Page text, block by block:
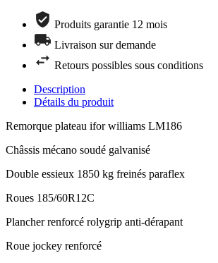
Produits garantie 12 mois
Livraison sur demande
Retours possibles sous conditions
Description
Détails du produit
Remorque plateau ifor williams LM186
Châssis mécano soudé galvanisé
Double essieux 1850 kg freinés paraflex
Roues 185/60R12C
Plancher renforcé rolygrip anti-dérapant
Roue jockey renforcé